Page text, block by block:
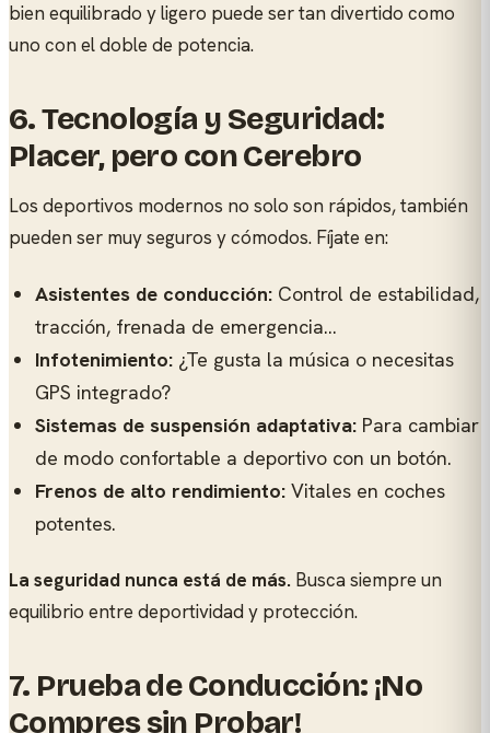
bien equilibrado y ligero puede ser tan divertido como
uno con el doble de potencia.
6. Tecnología y Seguridad:
Placer, pero con Cerebro
Los deportivos modernos no solo son rápidos, también
pueden ser muy seguros y cómodos. Fíjate en:
Asistentes de conducción: Control de estabilidad,
tracción, frenada de emergencia...
Infotenimiento: ¿Te gusta la música o necesitas
GPS integrado?
Sistemas de suspensión adaptativa: Para cambiar
de modo confortable a deportivo con un botón.
Frenos de alto rendimiento: Vitales en coches
potentes.
La seguridad nunca está de más. Busca siempre un
equilibrio entre deportividad y protección.
7. Prueba de Conducción: ¡No
Compres sin Probar!